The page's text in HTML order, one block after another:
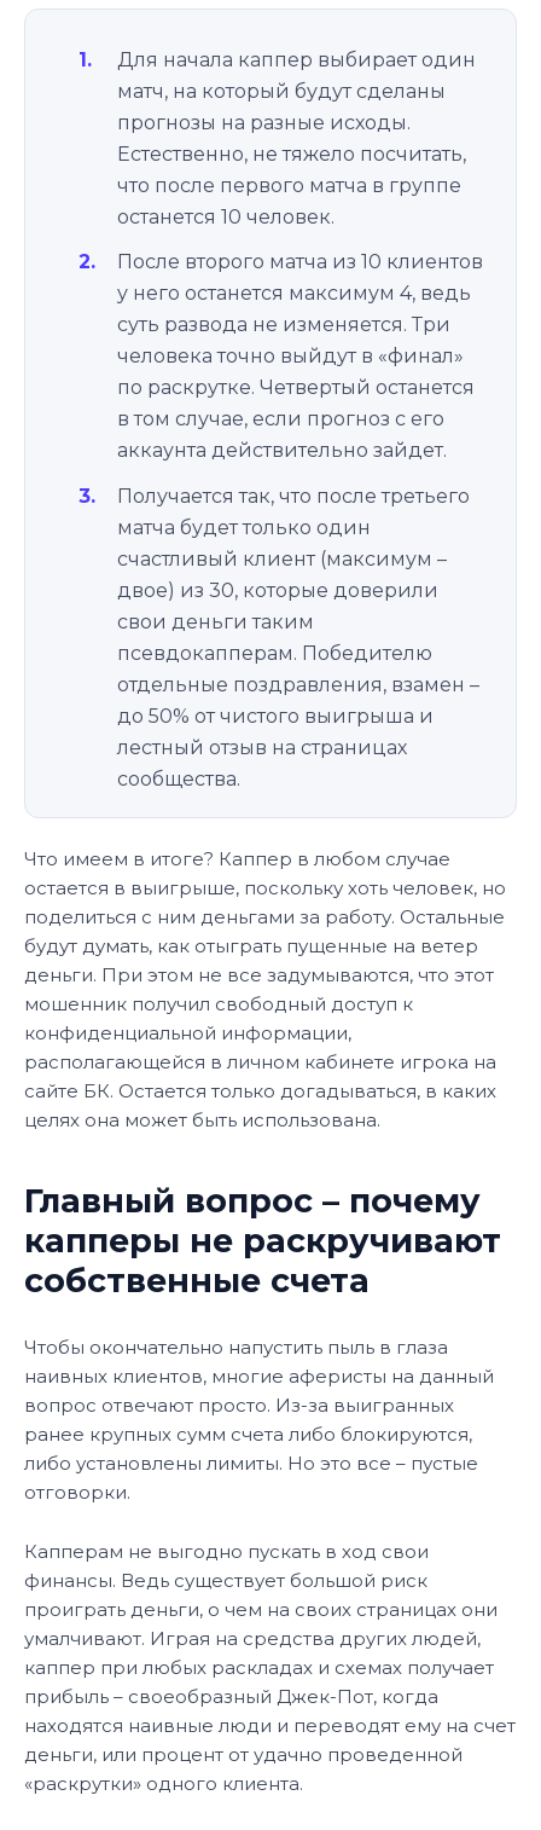
Для начала каппер выбирает один
матч, на который будут сделаны
прогнозы на разные исходы.
Естественно, не тяжело посчитать,
что после первого матча в группе
останется 10 человек.
После второго матча из 10 клиентов
у него останется максимум 4, ведь
суть развода не изменяется. Три
человека точно выйдут в «финал»
по раскрутке. Четвертый останется
в том случае, если прогноз с его
аккаунта действительно зайдет.
Получается так, что после третьего
матча будет только один
счастливый клиент (максимум –
двое) из 30, которые доверили
свои деньги таким
псевдокапперам. Победителю
отдельные поздравления, взамен –
до 50% от чистого выигрыша и
лестный отзыв на страницах
сообщества.
Что имеем в итоге? Каппер в любом случае
остается в выигрыше, поскольку хоть человек, но
поделиться с ним деньгами за работу. Остальные
будут думать, как отыграть пущенные на ветер
деньги. При этом не все задумываются, что этот
мошенник получил свободный доступ к
конфиденциальной информации,
располагающейся в личном кабинете игрока на
сайте БК. Остается только догадываться, в каких
целях она может быть использована.
Главный вопрос – почему
капперы не раскручивают
собственные счета
Чтобы окончательно напустить пыль в глаза
наивных клиентов, многие аферисты на данный
вопрос отвечают просто. Из-за выигранных
ранее крупных сумм счета либо блокируются,
либо установлены лимиты. Но это все – пустые
отговорки.
Капперам не выгодно пускать в ход свои
финансы. Ведь существует большой риск
проиграть деньги, о чем на своих страницах они
умалчивают. Играя на средства других людей,
каппер при любых раскладах и схемах получает
прибыль – своеобразный Джек-Пот, когда
находятся наивные люди и переводят ему на счет
деньги, или процент от удачно проведенной
«раскрутки» одного клиента.